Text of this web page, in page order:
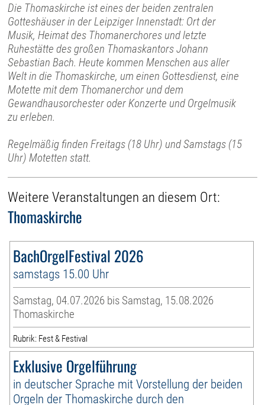
Die Thomaskirche ist eines der beiden zentralen
Gotteshäuser in der Leipziger Innenstadt: Ort der
Musik, Heimat des Thomanerchores und letzte
Ruhestätte des großen Thomaskantors Johann
Sebastian Bach. Heute kommen Menschen aus aller
Welt in die Thomaskirche, um einen Gottesdienst, eine
Motette mit dem Thomanerchor und dem
Gewandhausorchester oder Konzerte und Orgelmusik
zu erleben.
Regelmäßig finden Freitags (18 Uhr) und Samstags (15
Uhr) Motetten statt.
Weitere Veranstaltungen an diesem Ort:
Thomaskirche
BachOrgelFestival 2026
samstags 15.00 Uhr
Samstag, 04.07.2026 bis Samstag, 15.08.2026
Thomaskirche
Rubrik: Fest & Festival
Exklusive Orgelführung
in deutscher Sprache mit Vorstellung der beiden
Orgeln der Thomaskirche durch den